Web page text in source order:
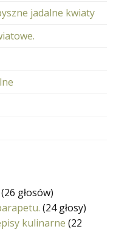
jadalne kwiaty
(26 głosów)
(24 głosy)
kulinarne (22